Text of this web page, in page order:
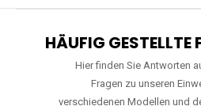
HÄUFIG
Hier finden Sie Antworten
Fragen zu unseren
verschiedenen Modellen und